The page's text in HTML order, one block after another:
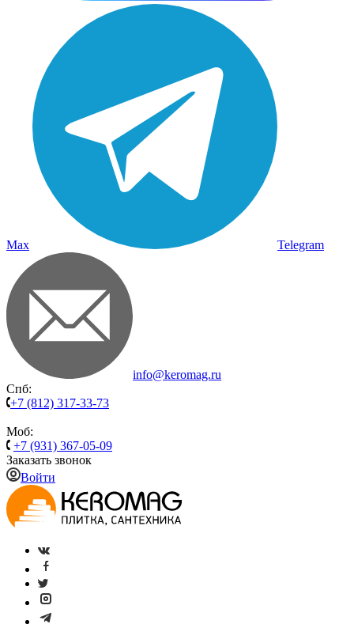
Max Telegram
info@keromag.ru
Спб:
+7 (812) 317-33-73
Моб:
+7 (931) 367-05-09
Заказать звонок
Войти